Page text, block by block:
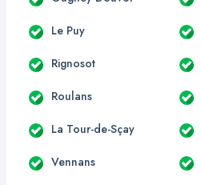
Le Puy
Rignosot
Roulans
La Tour-de-Sçay
Vennans